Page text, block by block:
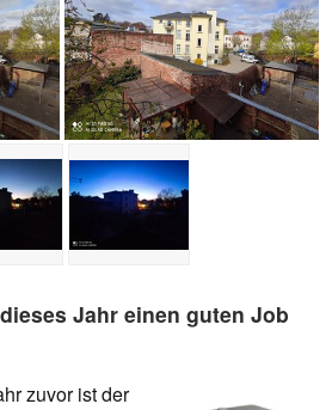
Jahr einen guten Job
zuvor ist der